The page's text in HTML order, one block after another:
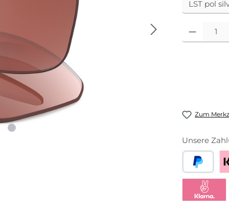
Zum
Unsere
PayPal